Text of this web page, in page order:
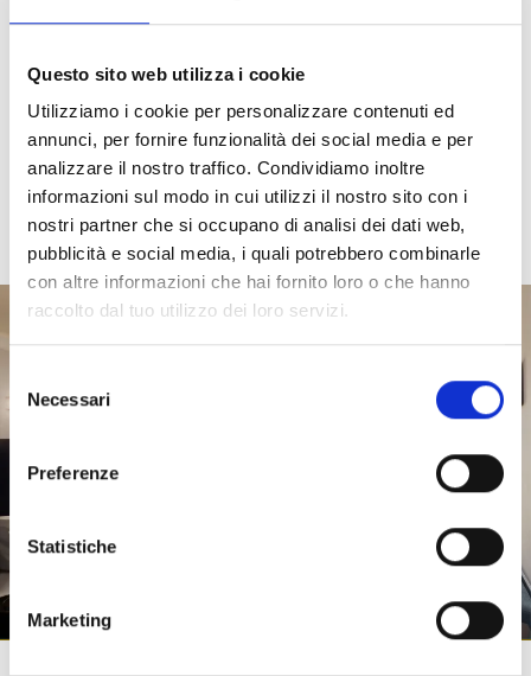
Questo sito web utilizza i cookie
Utilizziamo i cookie per personalizzare contenuti ed
annunci, per fornire funzionalità dei social media e per
analizzare il nostro traffico. Condividiamo inoltre
informazioni sul modo in cui utilizzi il nostro sito con i
nostri partner che si occupano di analisi dei dati web,
pubblicità e social media, i quali potrebbero combinarle
con altre informazioni che hai fornito loro o che hanno
raccolto dal tuo utilizzo dei loro servizi.
delNecessari
Preferenze
Statistiche
Marketing
bohemienne, alTB Placetroverete la vostra stanza perfetta,
dove lo stile e l’attenzione ai dettagli vi regaleranno
un’esperienza senza tempo.
PRENOTA SUL SITO
UFFICIALE E OTTIENI
Miglior prezzo garantito
Early check-in previa